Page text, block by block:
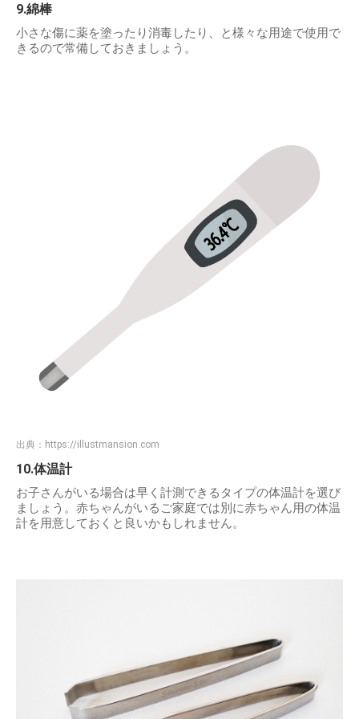
9.綿棒
小さな傷に薬を塗ったり消毒したり、と様々な用途で使用で
きるので常備しておきましょう。
出典： https://illustmansion.com
10.体温計
お子さんがいる場合は早く計測できるタイプの体温計を選び
ましょう。赤ちゃんがいるご家庭では別に赤ちゃん用の体温
計を用意しておくと良いかもしれません。